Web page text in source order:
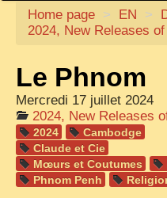
CARTACARO
ILLUSTRATORS
TONKIN
BORDERLANDS
DE THAM
1908, DEFIANCE &
Home page > EN >
2024, New Releases
Le Phnom
Mercredi 17 juillet 2024
2024, New Releases
2024
Cambodge
Claude et Cie
Mœurs et Coutumes
Phnom Penh